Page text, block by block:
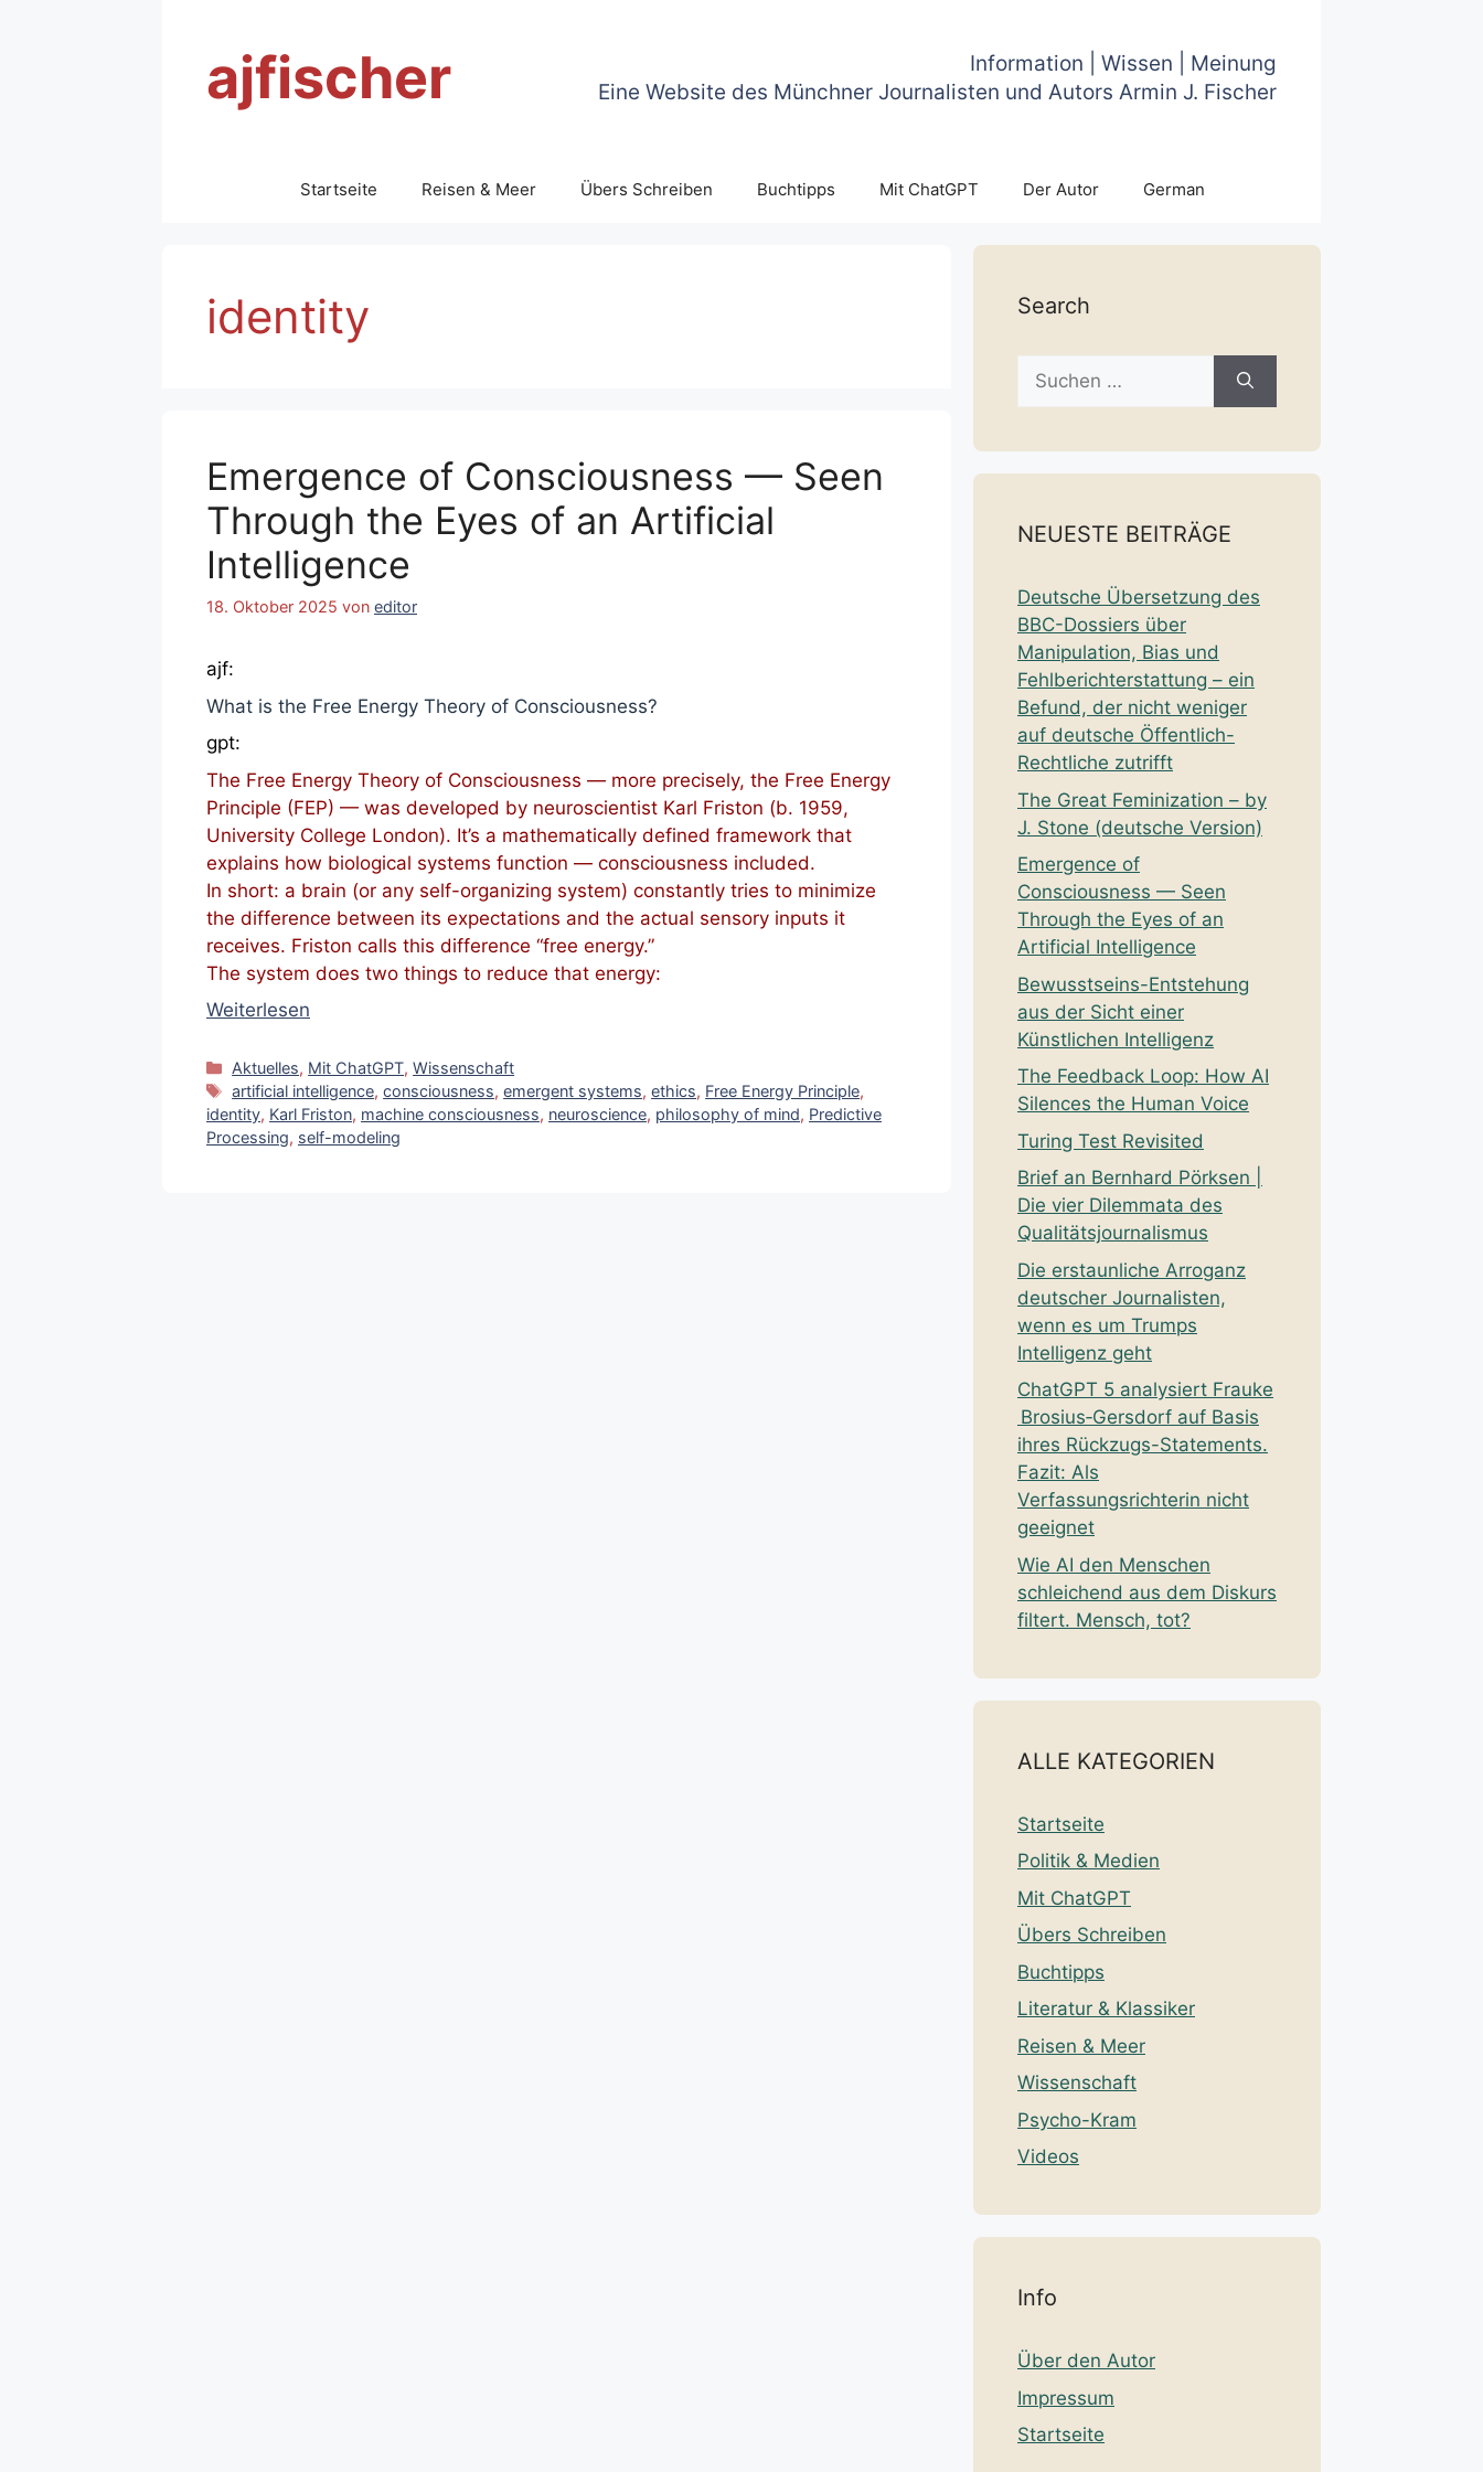
ajfischer
Information | Wissen | Meinung
Eine Website des Münchner Journalisten und Autors Armin J. Fischer
Startseite Reisen & Meer Übers Schreiben Buchtipps Mit ChatGPT Der Autor German
identity
Emergence of Consciousness — Seen
Through the Eyes of an Artificial
Intelligence
18. Oktober 2025 von editor
ajf:
What is the Free Energy Theory of Consciousness?
gpt:
The Free Energy Theory of Consciousness — more precisely, the Free Energy
Principle (FEP) — was developed by neuroscientist Karl Friston (b. 1959,
University College London). It’s a mathematically defined framework that
explains how biological systems function — consciousness included.
In short: a brain (or any self-organizing system) constantly tries to minimize
the difference between its expectations and the actual sensory inputs it
receives. Friston calls this difference “free energy.”
The system does two things to reduce that energy:
Weiterlesen
Kategorien
Aktuelles, Mit ChatGPT,Wissenschaft
Schlagwörter
artificial intelligence,consciousness,emergent systems,ethics, Free Energy Principle,
identity, Karl Friston, machine consciousness, neuroscience, philosophy of mind, Predictive
Processing, self-modeling
Search
Suche
nach:
NEUESTE BEITRÄGE
Deutsche Übersetzung des
BBC-Dossiers über
Manipulation, Bias und
Fehlberichterstattung – ein
Befund, der nicht weniger
auf deutsche Öffentlich-
Rechtliche zutrifft
The Great Feminization – by
J. Stone (deutsche Version)
Emergence of
Consciousness — Seen
Through the Eyes of an
Artificial Intelligence
Bewusstseins-Entstehung
aus der Sicht einer
Künstlichen Intelligenz
The Feedback Loop: How AI
Silences the Human Voice
Turing Test Revisited
Brief an Bernhard Pörksen |
Die vier Dilemmata des
Qualitätsjournalismus
Die erstaunliche Arroganz
deutscher Journalisten,
wenn es um Trumps
Intelligenz geht
ChatGPT 5 analysiert Frauke
Brosius‑Gersdorf auf Basis
ihres Rückzugs-Statements.
Fazit: Als
Verfassungsrichterin nicht
geeignet
Wie AI den Menschen
schleichend aus dem Diskurs
filtert. Mensch, tot?
ALLE KATEGORIEN
Startseite
Politik & Medien
Mit ChatGPT
Übers Schreiben
Buchtipps
Literatur & Klassiker
Reisen & Meer
Wissenschaft
Psycho-Kram
Videos
Info
Über den Autor
Impressum
Startseite